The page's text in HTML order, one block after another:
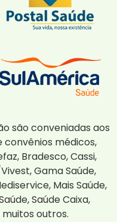
são conveniadas aos
convênios médicos,
Bradesco, Cassi,
Gama Saúde,
Mais Saúde,
Saúde Caixa,
outros.